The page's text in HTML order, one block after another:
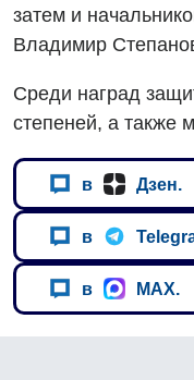
затем и
Владимир
Среди наград
степеней, а также
в Дзен.
в
в MAX.